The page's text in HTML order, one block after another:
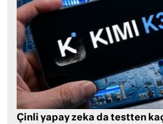
Çinli yapay zeka da testten